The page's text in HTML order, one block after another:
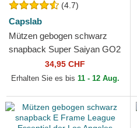
(4.7)
Capslab
Mützen gebogen schwarz
snapback Super Saiyan GO2
Son Goku Dragon Ball von
Capslab
34,95 CHF
Erhalten Sie es bis 11 - 12 Aug.